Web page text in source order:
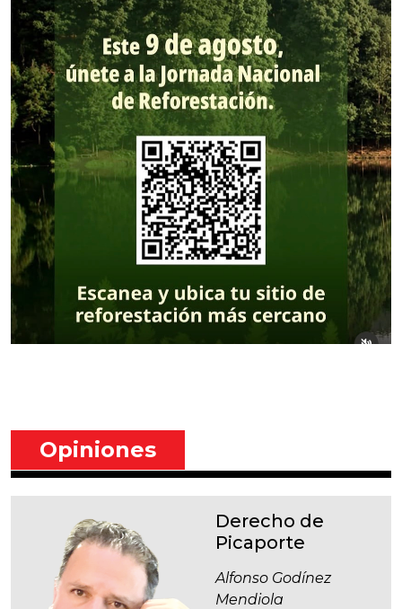
Opiniones
Derecho de
Picaporte
Alfonso Godínez
Mendiola